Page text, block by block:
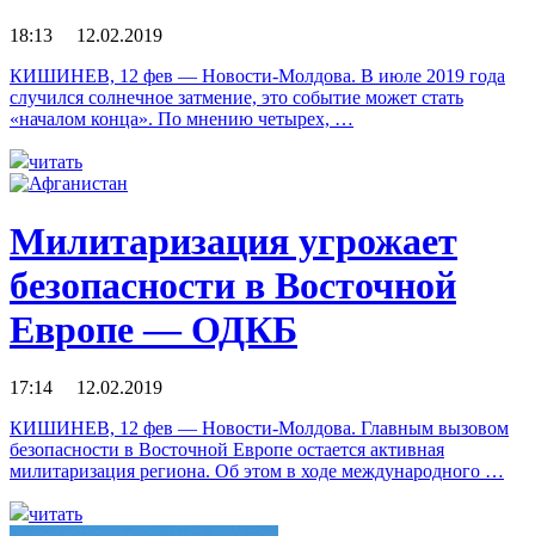
18:13 12.02.2019
КИШИНЕВ, 12 фев — Новости-Молдова. В июле 2019 года
случился солнечное затмение, это событие может стать
«началом конца». По мнению четырех, …
читать
Милитаризация угрожает
безопасности в Восточной
Европе — ОДКБ
17:14 12.02.2019
КИШИНЕВ, 12 фев — Новости-Молдова. Главным вызовом
безопасности в Восточной Европе остается активная
милитаризация региона. Об этом в ходе международного …
читать